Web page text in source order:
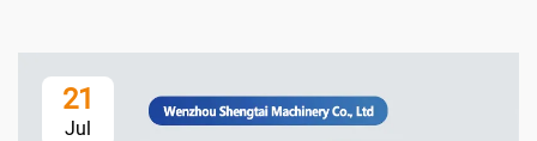
21
Jul